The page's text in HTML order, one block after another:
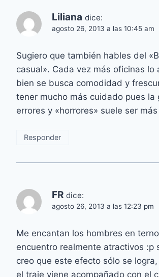
Liliana dice:
agosto 26, 2013 a las 10:45 am
Sugiero que también hables del
casual». Cada vez más oficinas lo
bien se busca comodidad y
tener mucho más cuidado pues la
errores y «horrores» suele ser
Responder
FR dice:
agosto 26, 2013 a las 12:23 pm
Me encantan los hombres en
encuentro realmente atractivos :p
creo que este efecto sólo se
el traje viene acompañado con el